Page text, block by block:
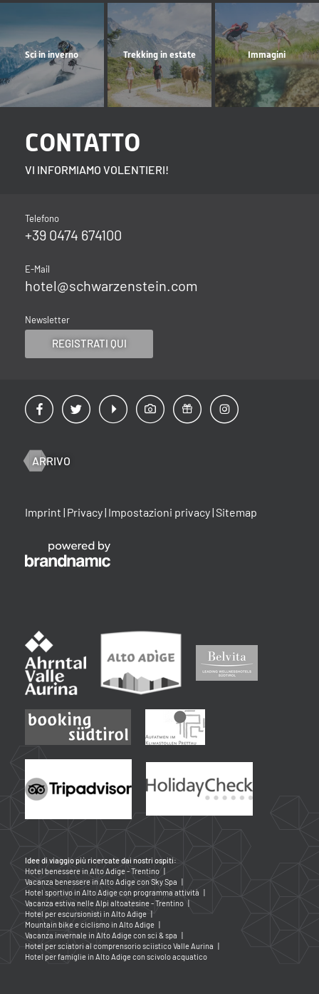
Sci in inverno Trekking in estate Immagini
ARRIVO
Imprint | Privacy| Impostazioni privacy|Sitemap
CONTATTO
VI INFORMIAMO VOLENTIERI!
Telefono
+39 0474 674100
E-Mail
hotel@schwarzenstein.com
Newsletter
REGISTRATI QUI
Idee di viaggio più ricercate dai nostri ospiti:
Hotel benessere in Alto Adige - Trentino |
Vacanza benessere in Alto Adige con Sky Spa |
Hotel sportivo in Alto Adige con programma attività |
Vacanza estiva nelle Alpi altoatesine - Trentino |
Hotel per escursionisti in Alto Adige |
Mountain bike e ciclismo in Alto Adige |
Vacanza invernale in Alto Adige con sci & spa |
Hotel per sciatori al comprensorio sciistico Valle Aurina |
Hotel per famiglie in Alto Adige con scivolo acquatico